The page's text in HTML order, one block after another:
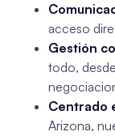
acceso
Gestión
todo,
Centrado
Arizona,